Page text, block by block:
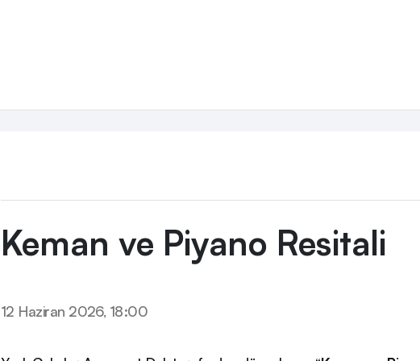
Keman ve Piyano Resitali
12 Haziran 2026, 18:00